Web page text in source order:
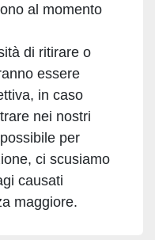
al momento
di ritirare o
essere
in caso
nei nostri
per
ci scusiamo
causati
maggiore.